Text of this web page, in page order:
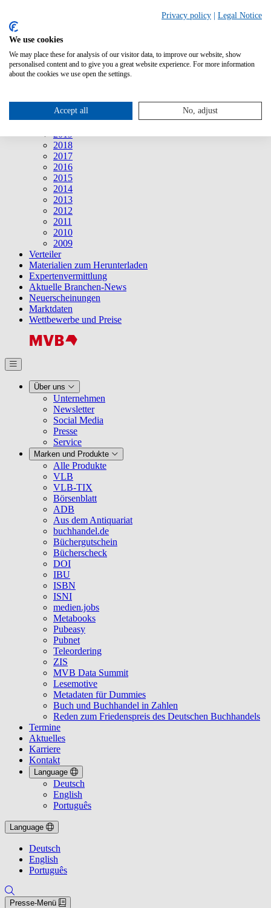
Mitteilungen
2026
2025
2024
2022
2021
2020
2019
2018
2017
2016
2015
2014
2013
2012
2011
2010
2009
Verteiler
Materialien zum Herunterladen
Expertenvermittlung
Aktuelle Branchen-News
Neuerscheinungen
Marktdaten
Wettbewerbe und Preise
Über uns
Unternehmen
Newsletter
Social Media
Presse
Service
Marken und Produkte
Alle Produkte
VLB
VLB-TIX
Börsenblatt
ADB
Aus dem Antiquariat
buchhandel.de
Büchergutschein
Bücherscheck
DOI
IBU
ISBN
ISNI
medien.jobs
Metabooks
Pubeasy
Pubnet
Teleordering
ZIS
MVB Data Summit
Lesemotive
Metadaten für Dummies
Buch und Buchhandel in Zahlen
Reden zum Friedenspreis des Deutschen Buchhandels
Termine
Aktuelles
Karriere
Kontakt
Language
Deutsch
English
Português
Language
Deutsch
English
Português
Presse-Menü
Privacy policy Legal Notice
We use cookies
We may place these for analysis of our visitor data, to improve our website, show
personalised content and to give you a great website experience. For more information
about the cookies we use open the settings.
Accept all No, adjust